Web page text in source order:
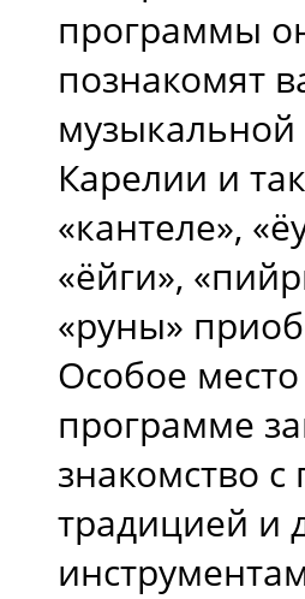
программы
познакомят
музыкальной
Карелии и
«кантеле»,
«ёйги»,
«руны»
Особое
программе
знакомство с
традицией и